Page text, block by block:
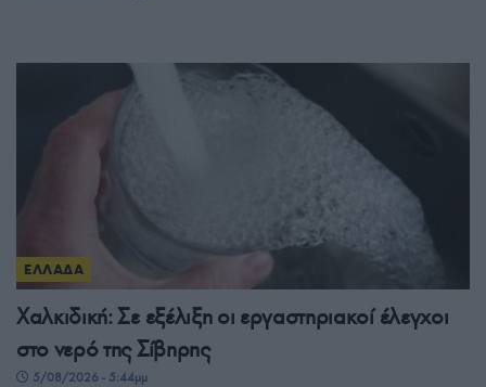
ΕΛΛΑΔΑ
Χαλκιδική: Σε εξέλιξη οι εργαστηριακοί έλεγχοι
στο νερό της Σίβηρης
5/08/2026 - 5:44μμ